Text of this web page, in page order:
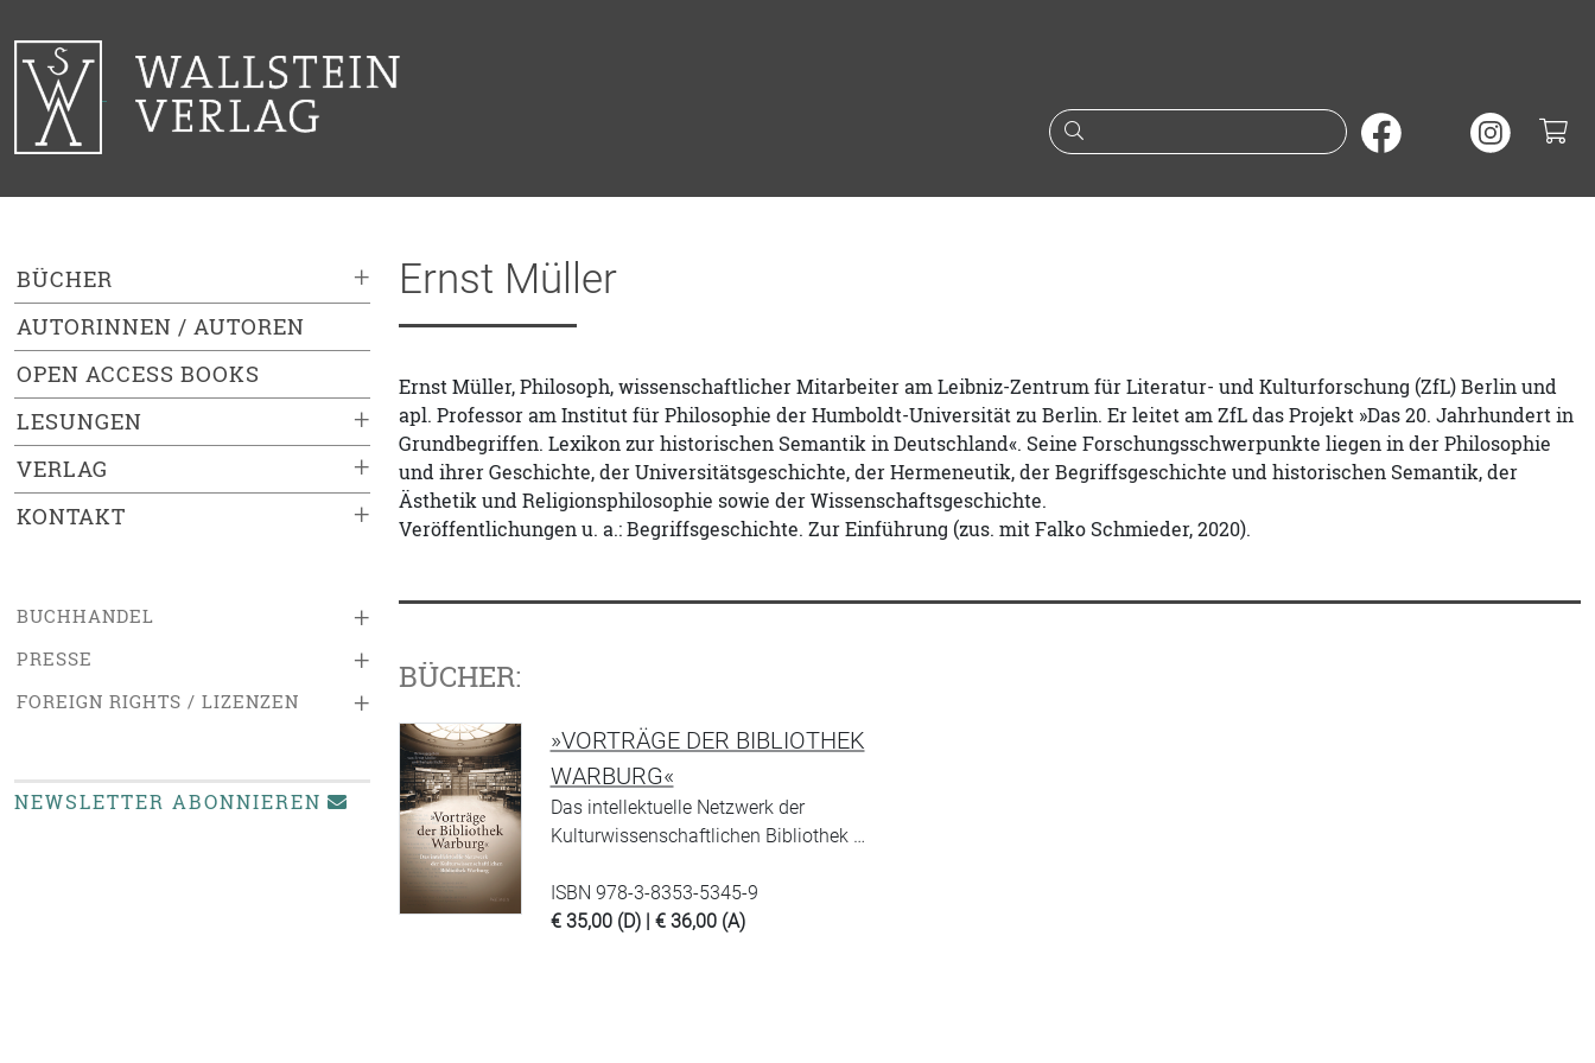
Suche nach Büchern oder
+
BÜCHER
AUTORINNEN / AUTOREN
OPEN ACCESS BOOKS
+
LESUNGEN
+
VERLAG
+
KONTAKT
+
BUCHHANDEL
+
PRESSE
+
FOREIGN RIGHTS / LIZENZEN
NEWSLETTER ABONNIEREN
Ernst Müller
Ernst Müller, Philosoph, wissenschaftlicher Mitarbeiter am Leibniz-Zentrum für Literatur- und Kulturforschung (ZfL) Berlin und
apl. Professor am Institut für Philosophie der Humboldt-Universität zu Berlin. Er leitet am ZfL das Projekt »Das 20. Jahrhundert in
Grundbegriffen. Lexikon zur historischen Semantik in Deutschland«. Seine Forschungsschwerpunkte liegen in der Philosophie
und ihrer Geschichte, der Universitätsgeschichte, der Hermeneutik, der Begriffsgeschichte und historischen Semantik, der
Ästhetik und Religionsphilosophie sowie der Wissenschaftsgeschichte.
Veröffentlichungen u. a.: Begriffsgeschichte. Zur Einführung (zus. mit Falko Schmieder, 2020).
BÜCHER:
»VORTRÄGE DER BIBLIOTHEK
WARBURG«
Das intellektuelle Netzwerk der
Kulturwissenschaftlichen Bibliothek …
ISBN 978-3-8353-5345-9
€ 35,00 (D) | € 36,00 (A)